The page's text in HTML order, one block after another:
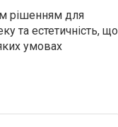
рішенням для
та естетичність, що
умовах